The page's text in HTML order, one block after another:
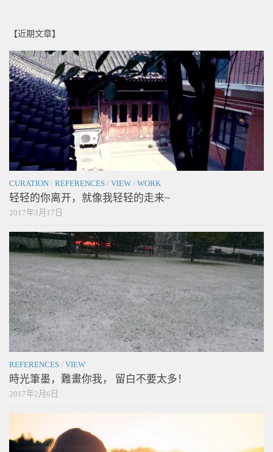
【近期文章】
CURATION / REFERENCES / VIEW / WORK
轻轻的你离开，就像我轻轻的走来~
2017年3月17日
REFERENCES / VIEW
時光筆墨，難畫你我， 留白不要太多！
2017年2月6日